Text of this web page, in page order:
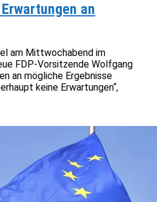
an
am Mittwochabend im
FDP-Vorsitzende Wolfgang
an mögliche Ergebnisse
keine Erwartungen“,